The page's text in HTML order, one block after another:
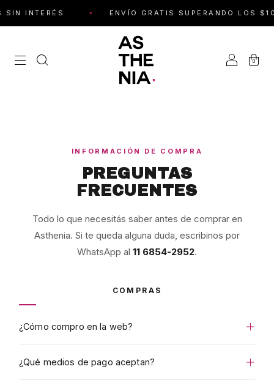
INTERÉS ENVÍO GRATIS SUPERANDO LOS
0
INFORMACIÓN DE COMPRA
PREGUNTAS
FRECUENTES
Todo lo que necesitás saber antes de comprar en
Asthenia. Si te queda alguna duda, escribinos por
WhatsApp al 11 6854-2952.
COMPRAS
¿Cómo compro en la web?
¿Qué medios de pago aceptan?